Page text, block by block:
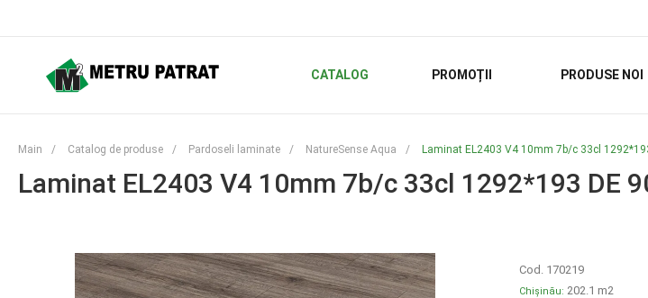
CATALOG PROMOȚII PRODUSE NOI
Main / Catalog de produse / Pardoseli laminate / NatureSense Aqua / Laminat EL2403 V4 10mm 7b/c 33cl
Laminat EL2403 V4 10mm 7b/c 33cl 1292*193 DE
Cod. 170219
Chișinău: 202.1 m2